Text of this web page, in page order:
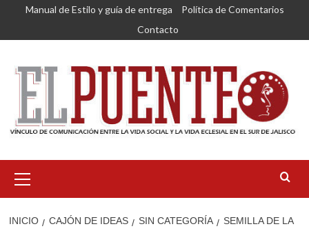
Saltar
contenido
Manual de Estilo y guía de entrega
Política de Comentarios
Contacto
primario
INICIO CAJÓN DE IDEAS SIN CATEGORÍA
SEMILLA DE LA